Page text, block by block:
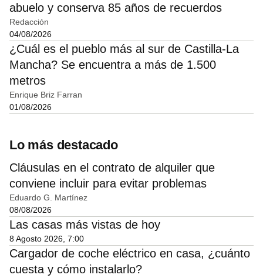
abuelo y conserva 85 años de recuerdos
Redacción
04/08/2026
¿Cuál es el pueblo más al sur de Castilla-La
Mancha? Se encuentra a más de 1.500
metros
Enrique Briz Farran
01/08/2026
Lo más destacado
Cláusulas en el contrato de alquiler que
conviene incluir para evitar problemas
Eduardo G. Martínez
08/08/2026
Las casas más vistas de hoy
8 Agosto 2026, 7:00
Cargador de coche eléctrico en casa, ¿cuánto
cuesta y cómo instalarlo?